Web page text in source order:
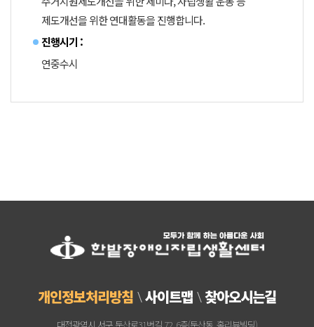
제도개선을 위한 연대활동을 진행합니다.
진행시기 :
연중수시
개인정보처리방침 사이트맵 찾아오시는길